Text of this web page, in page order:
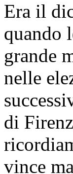
Era il
quando
grande
nelle
di
vince